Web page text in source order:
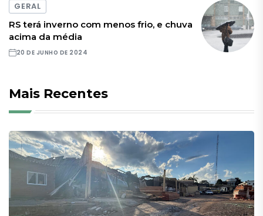
GERAL
RS terá inverno com menos frio, e chuva
acima da média
20 DE JUNHO DE 2024
Mais Recentes